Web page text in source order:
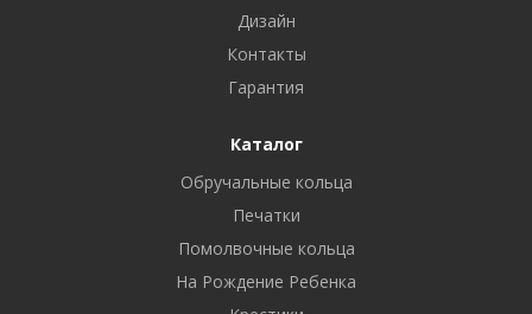
Дизайн
Контакты
Гарантия
Каталог
Обручальные кольца
Печатки
Помолвочные кольца
На Рождение Ребенка